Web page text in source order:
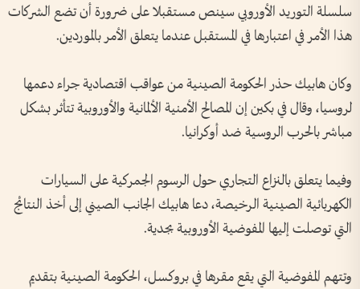
سلسلة التوريد الأوروبي سينص مستقبلا على ضرورة أن تضع الشركات
هذا الأمر في اعتبارها في المستقبل عندما يتعلق الأمر بالموردين.
وكان هابيك حذر الحكومة الصينية من عواقب اقتصادية جراء دعمها
لروسيا، وقال في بكين إن المصالح الأمنية الألمانية والأوروبية تتأثر بشكل
مباشر بالحرب الروسية ضد أوكرانيا.
وفيما يتعلق بالنزاع التجاري حول الرسوم الجمركية على السيارات
الكهربائية الصينية الرخيصة، دعا هابيك الجانب الصيني إلى أخذ النتائج
التي توصلت إليها المفوضية الأوروبية بجدية.
وتتهم المفوضية التي يقع مقرها في بروكسل، الحكومة الصينية بتقديم